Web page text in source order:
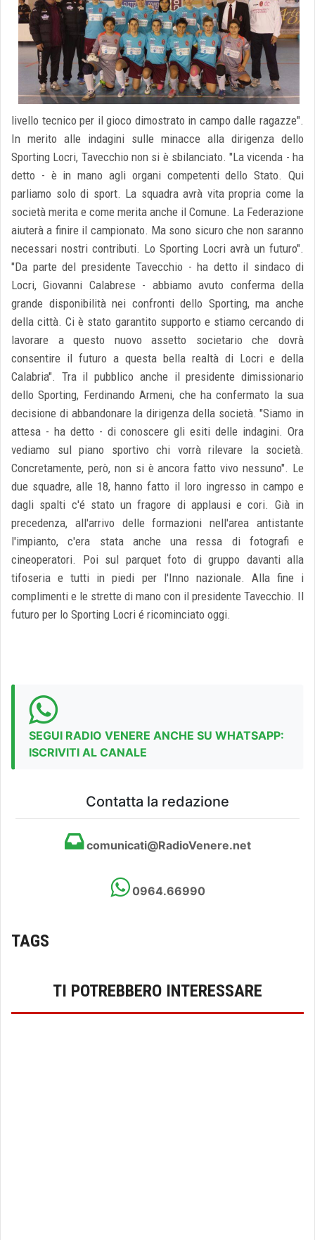
livello tecnico per il gioco dimostrato in campo dalle ragazze".
In merito alle indagini sulle minacce alla dirigenza dello
Sporting Locri, Tavecchio non si è sbilanciato. "La vicenda - ha
detto - è in mano agli organi competenti dello Stato. Qui
parliamo solo di sport. La squadra avrà vita propria come la
società merita e come merita anche il Comune. La Federazione
aiuterà a finire il campionato. Ma sono sicuro che non saranno
necessari nostri contributi. Lo Sporting Locri avrà un futuro".
"Da parte del presidente Tavecchio - ha detto il sindaco di
Locri, Giovanni Calabrese - abbiamo avuto conferma della
grande disponibilità nei confronti dello Sporting, ma anche
della città. Ci è stato garantito supporto e stiamo cercando di
lavorare a questo nuovo assetto societario che dovrà
consentire il futuro a questa bella realtà di Locri e della
Calabria". Tra il pubblico anche il presidente dimissionario
dello Sporting, Ferdinando Armeni, che ha confermato la sua
decisione di abbandonare la dirigenza della società. "Siamo in
attesa - ha detto - di conoscere gli esiti delle indagini. Ora
vediamo sul piano sportivo chi vorrà rilevare la società.
Concretamente, però, non si è ancora fatto vivo nessuno". Le
due squadre, alle 18, hanno fatto il loro ingresso in campo e
dagli spalti c'é stato un fragore di applausi e cori. Già in
precedenza, all'arrivo delle formazioni nell'area antistante
l'impianto, c'era stata anche una ressa di fotografi e
cineoperatori. Poi sul parquet foto di gruppo davanti alla
tifoseria e tutti in piedi per l'Inno nazionale. Alla fine i
complimenti e le strette di mano con il presidente Tavecchio. Il
futuro per lo Sporting Locri é ricominciato oggi.
SEGUI RADIO VENERE ANCHE SU WHATSAPP:
ISCRIVITI AL CANALE
Contatta la redazione
comunicati@RadioVenere.net
0964.66990
TAGS
TI POTREBBERO INTERESSARE